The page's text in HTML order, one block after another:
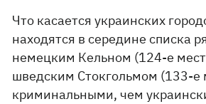
Что касается украинских
находятся в середине списка
немецким Кельном (124-е
шведским Стокгольмом (133-е
криминальными, чем